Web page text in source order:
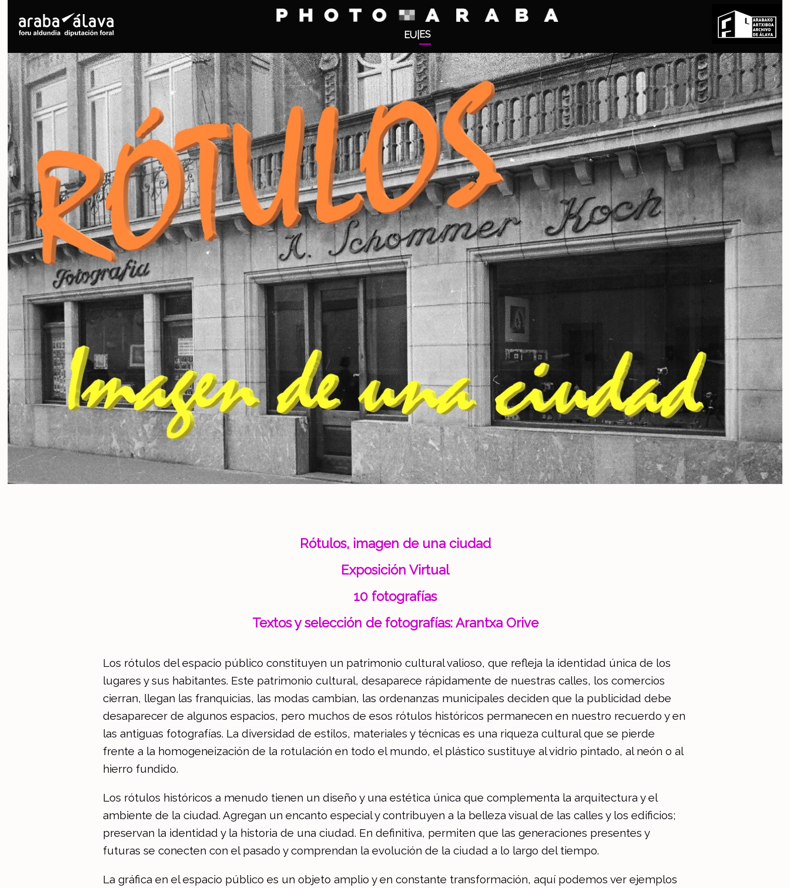
EU ES
Rótulos, imagen de una ciudad
Exposición Virtual
10 fotografías
Textos y selección de fotografías: Arantxa Orive
Los rótulos del espacio público constituyen un patrimonio cultural valioso, que refleja la identidad única de los
lugares y sus habitantes. Este patrimonio cultural, desaparece rápidamente de nuestras calles, los comercios
cierran, llegan las franquicias, las modas cambian, las ordenanzas municipales deciden que la publicidad debe
desaparecer de algunos espacios, pero muchos de esos rótulos históricos permanecen en nuestro recuerdo y en
las antiguas fotografías. La diversidad de estilos, materiales y técnicas es una riqueza cultural que se pierde
frente a la homogeneización de la rotulación en todo el mundo, el plástico sustituye al vidrio pintado, al neón o al
hierro fundido.
Los rótulos históricos a menudo tienen un diseño y una estética única que complementa la arquitectura y el
ambiente de la ciudad. Agregan un encanto especial y contribuyen a la belleza visual de las calles y los edificios;
preservan la identidad y la historia de una ciudad. En definitiva, permiten que las generaciones presentes y
futuras se conecten con el pasado y comprendan la evolución de la ciudad a lo largo del tiempo.
La gráfica en el espacio público es un objeto amplio y en constante transformación, aquí podemos ver ejemplos